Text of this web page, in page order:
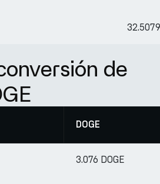
de
DOGE
3.076 DOGE